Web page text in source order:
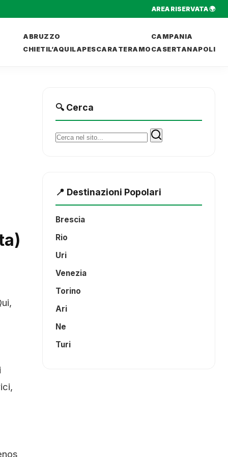
AREA RISERVATA 🌍
ABRUZZO
CHIETIL’AQUILAPESCARA TERAMO
CAMPANIA
CASERTANAPOLI
🔍 Cerca
Cerca:
📍 Destinazioni Popolari
Brescia
Rio
Uri
Venezia
Torino
Ari
Ne
Turi